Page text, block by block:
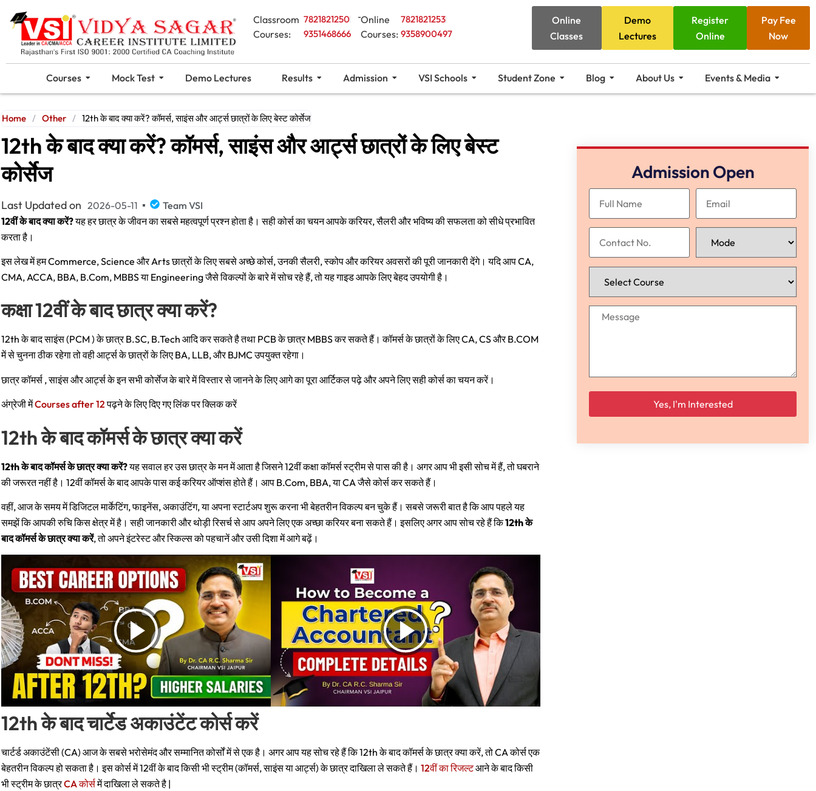
Classroom
Courses:
7821821250
9351468666
Online
Courses:
7821821253
9358900497
Online
Classes
Demo
Lectures
Register
Online
Pay Fee
Now
Courses Mock Test Demo Lectures Results Admission VSI Schools Student Zone Blog About Us Events & Media
Home / Other / 12th के बाद क्या करें? कॉमर्स, साइंस और आर्ट्स छात्रों के लिए बेस्ट कोर्सेज
12th के बाद क्या करें? कॉमर्स, साइंस और आर्ट्स छात्रों के लिए बेस्ट
कोर्सेज
Last Updated on 2026-05-11
Team VSI
12वीं के बाद क्या करें?यह हर छात्र के जीवन का सबसे महत्वपूर्ण प्रश्न होता है। सही कोर्स का चयन आपके करियर, सैलरी और भविष्य की सफलता को सीधे प्रभावित
करता है।
इस लेख में हम Commerce, Science और Arts छात्रों के लिए सबसे अच्छे कोर्स, उनकी सैलरी, स्कोप और करियर अवसरों की पूरी जानकारी देंगे। यदि आप CA,
CMA, ACCA, BBA, B.Com, MBBS या Engineering जैसे विकल्पों के बारे में सोच रहे हैं, तो यह गाइड आपके लिए बेहद उपयोगी है।
कक्षा 12वीं के बाद छात्र क्या करें?
12th के बाद साइंस (PCM ) के छात्र B.SC, B.Tech आदि कर सकते है तथा PCB के छात्र MBBS कर सकते हैं। कॉमर्स के छात्रों के लिए CA, CS और B.COM
में से चुनना ठीक रहेगा तो वही आर्ट्स के छात्रों के लिए BA, LLB, और BJMC उपयुक्त रहेगा।
छात्र कॉमर्स , साइंस और आर्ट्स के इन सभी कोर्सेज के बारे में विस्तार से जानने के लिए आगे का पूरा आर्टिकल पढ़े और अपने लिए सही कोर्स का चयन करें।
अंग्रेजी मेंCourses after 12पढ़ने के लिए दिए गए लिंक पर क्लिक करें
12th के बाद कॉमर्स के छात्र क्या करें
12th के बाद कॉमर्स के छात्र क्या करें?यह सवाल हर उस छात्र के मन में आता है जिसने 12वीं कक्षा कॉमर्स स्ट्रीम से पास की है। अगर आप भी इसी सोच में हैं, तो घबराने
की जरूरत नहीं है। 12वीं कॉमर्स के बाद आपके पास कई करियर ऑप्शंस होते हैं। आप B.Com, BBA, या CA जैसे कोर्स कर सकते हैं।
वहीं, आज के समय में डिजिटल मार्केटिंग, फाइनेंस, अकाउंटिंग, या अपना स्टार्टअप शुरू करना भी बेहतरीन विकल्प बन चुके हैं। सबसे जरूरी बात है कि आप पहले यह
समझें कि आपकी रुचि किस क्षेत्र में है। सही जानकारी और थोड़ी रिसर्च से आप अपने लिए एक अच्छा करियर बना सकते हैं। इसलिए अगर आप सोच रहे हैं कि12th के
बाद कॉमर्स के छात्र क्या करें, तो अपने इंटरेस्ट और स्किल्स को पहचानें और उसी दिशा में आगे बढ़ें।
12thके बादचार्टेड अकाउंटेंटकोर्स करें
चार्टर्ड अकाउंटेंसी (CA) आज के सबसे भरोसेमंद और सम्मानित कोर्सों में से एक है। अगर आप यह सोच रहे हैं कि 12th के बाद कॉमर्स के छात्र क्या करें, तो CA कोर्स एक
बेहतरीन विकल्प हो सकता है। इस कोर्स में 12वीं के बाद किसी भी स्ट्रीम (कॉमर्स, साइंस या आर्ट्स) के छात्र दाखिला ले सकते हैं। 12वीं का रिजल्टआने के बाद किसी
भी स्ट्रीम के छात्रCA कोर्समें दाखिला ले सकते है |
Admission Open
Please leave this field empty.